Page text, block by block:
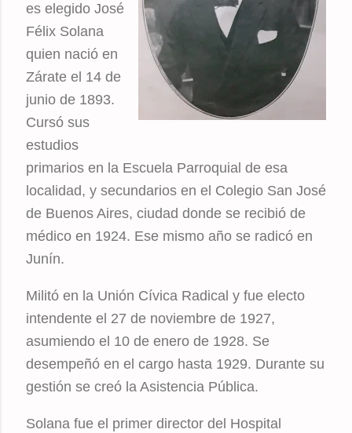
es elegido José
Félix Solana
quien nació en
Zárate el 14 de
junio de 1893.
Cursó sus
estudios
primarios en la Escuela Parroquial de esa
localidad, y secundarios en el Colegio San José
de Buenos Aires, ciudad donde se recibió de
médico en 1924. Ese mismo año se radicó en
Junín.
Militó en la Unión Cívica Radical y fue electo
intendente el 27 de noviembre de 1927,
asumiendo el 10 de enero de 1928. Se
desempeñó en el cargo hasta 1929. Durante su
gestión se creó la Asistencia Pública.
Solana fue el primer director del Hospital